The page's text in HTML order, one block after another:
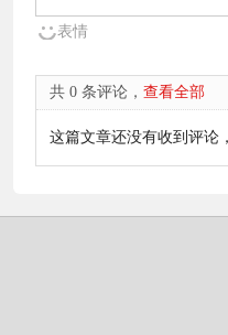
表情
共 0 条评论， 查看全部
这篇文章还没有收到评论